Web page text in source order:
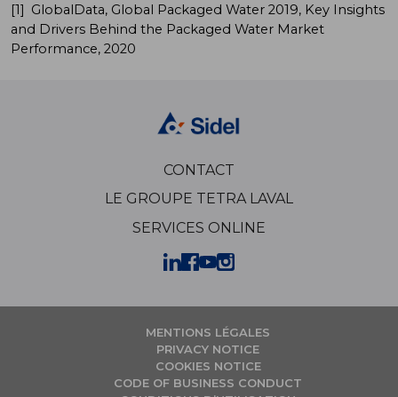
[1] GlobalData, Global Packaged Water 2019, Key Insights
and Drivers Behind the Packaged Water Market
Performance, 2020
CONTACT
LE GROUPE TETRA LAVAL
SERVICES ONLINE
MENTIONS LÉGALES
PRIVACY NOTICE
COOKIES NOTICE
CODE OF BUSINESS CONDUCT